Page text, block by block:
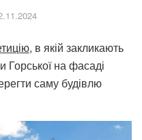
, в якій закликають
Горської на фасаді
саму будівлю